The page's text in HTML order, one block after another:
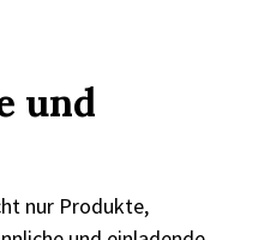
und
nur Produkte,